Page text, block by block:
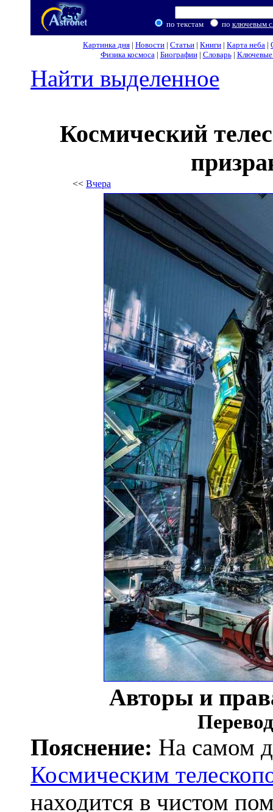
по текстам по ключевым
Картинка дня | Новости | Статьи | Книги | Карта неба |
Физика космоса| Биографии| Словарь| Ключевые
Найти выделенное
Космический
<< Вчера
Авторы и
Пояснение: На самом
Космическим
находится в чистом